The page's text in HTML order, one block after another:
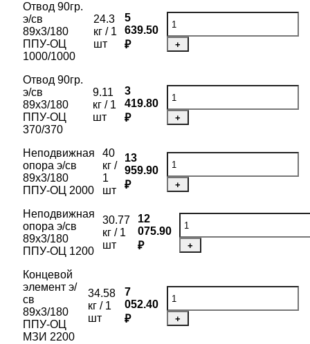
Отвод 90гр.
э/св
89х3/180
ППУ-ОЦ
1000/1000
24.3
кг / 1
шт
5
639.50
₽
+
Отвод 90гр.
э/св
89х3/180
ППУ-ОЦ
370/370
9.11
кг / 1
шт
3
419.80
₽
+
Неподвижная
опора э/св
89х3/180
ППУ-ОЦ 2000
40
кг /
1
шт
13
959.90
₽
+
Неподвижная
опора э/св
89х3/180
ППУ-ОЦ 1200
30.77
кг / 1
шт
12
075.90
₽
+
Концевой
элемент э/
св
89х3/180
ППУ-ОЦ
МЗИ 2200
34.58
кг / 1
шт
7
052.40
₽
+